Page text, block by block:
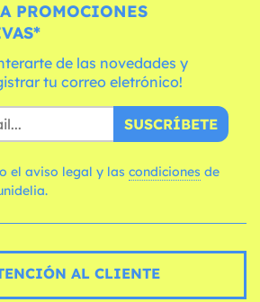
PROMOCIONES
de las novedades y
tu correo eletrónico!
SUSCRÍBETE
el aviso legal y las condiciones
AL CLIENTE